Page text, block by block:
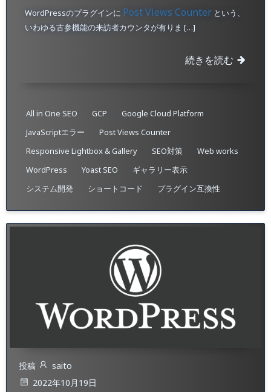
WordPressのプラグインに Post Views Counter という、
いわゆる古参機能の来訪者カウンタが有りま […]
続きを読む
All in One SEO GCP
Google Cloud Platform
JavaScriptエラー
Post Views Counter
Responsive Lightbox & Gallery
SEO対策
Web works
WordPress
Yoast SEO
ギャラリー表示
システム開発
ショートコード プラグイン互換性
投稿
saito
2022年10月19日